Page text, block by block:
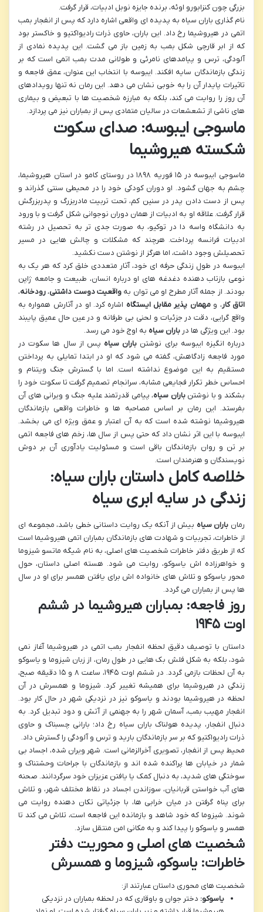
بزرگی چون کنزابورو اوئه، برنده جایزه نوبل ادبیات، قرار گرفت.
نام گذاری باران سیاه به پدیده ای واقعی اشاره دارد که پس از انفجار بمب
اتمی در هیروشیما رخ داد. این باران، حاوی ذرات رادیواکتیو و خاکستر بود
که از ابر قارچی شکل بمب به زمین باز می گشت. این پدیده نمادی از
آلودگی، ترس و پیامدهای نامرئی و طولانی مدت بمب اتمی است که بر
زندگی بازماندگان سایه افکند. ایبوسه با انتخاب این عنوان، عمق فاجعه و
تاثیرات پایدار آن را به خوبی نشان می دهد. این رمان نه تنها رویدادهای
آن روز را روایت می کند، بلکه به مبارزه شخصیت ها با تبعیض و بیماری
های ناشی از تشعشعات در سالیان متمادی پس از بمباران نیز می پردازد.
ماسوجی ایبوسه: صدای سکوت
شکسته هیروشیما
ماسوجی ایبوسه در ۱۵ فوریه ۱۸۹۸ در روستای کامو در استان هیروشیما،
چشم به جهان گشود. او دوران کودکی خود را در محیطی سنتی گذراند و
پس از دست دادن پدر در سنین کم، تحت تربیت مادربزرگ و پدربزرگش
قرار گرفت. علاقه او به ادبیات از همان دوران نوجوانی شکل گرفت و با ورود
به دانشگاه واسه دا در توکیو، به صورت جدی تر به تحصیل در رشته
ادبیات فرانسه پرداخت. هرچند که مشکلات و چالش هایی در مسیر
تحصیلش وجود داشت، اما هرگز از نوشتن دست نکشید.
ایبوسه در طول زندگی حرفه ای خود، آثار متعددی خلق کرد که هر یک به
نوعی بازتاب دهنده دغدغه های او درباره انسان، طبیعت و جامعه ژاپن
بودند. از جمله آثار مطرح او می توان به واقعیت دوست داشتنی،رودخانه،
اتاق کار، ومهمان پذیر مقابل ایستگاه اشاره کرد. او در آثارش همواره به
واقع گرایی، دقت در جزئیات و لحنی بی طرفانه و در عین حال عمیق پایبند
بود. این ویژگی ها در باران سیاه به اوج خود می رسد.
درباره انگیزه ایبوسه برای نوشتن باران سیاه پس از سال ها سکوت در
مورد فاجعه زادگاهش، گفته می شود که او در ابتدا تمایلی به پرداختن
مستقیم به این موضوع نداشته است. اما با گسترش جنگ ویتنام و
احساس خطر تکرار فجایعی مشابه، سرانجام تصمیم گرفت تا سکوت خود را
بشکند و با نوشتنباران سیاه، پیامی قدرتمند علیه جنگ و ویرانی های آن
بفرستد. این رمان بر اساس مصاحبه ها و خاطرات واقعی بازماندگان
هیروشیما نوشته شده است که به آن اعتبار و عمق ویژه ای می بخشد.
ایبوسه با این اثر نشان داد که حتی پس از سال ها، زخم های فاجعه اتمی
بر تن و روان بازماندگان باقی است و مسئولیت یادآوری آن بر دوش
نویسندگان و هنرمندان است.
خلاصه کامل داستان باران سیاه:
زندگی در سایه ابری سیاه
رمان باران سیاه بیش از آنکه یک روایت داستانی خطی باشد، مجموعه ای
از خاطرات، تجربیات و شهادت های بازماندگان بمباران اتمی هیروشیما است
که از طریق دفتر خاطرات شخصیت های اصلی، به نام شیگه ماتسو شیزوما
و خواهرزاده اش یاسوکو، روایت می شود. هسته اصلی داستان، حول
محور یاسوکو و تلاش های خانواده اش برای یافتن همسر برای او در سال
ها پس از بمباران می گردد.
روز فاجعه: بمباران هیروشیما در ششم
اوت ۱۹۴۵
داستان با توصیف دقیق لحظه انفجار بمب اتمی در هیروشیما آغاز نمی
شود، بلکه به شکل فلش بک هایی در طول رمان، از زبان شیزوما و یاسوکو
به آن لحظات بازمی گردد. در ششم اوت ۱۹۴۵، ساعت ۸ و ۱۵ دقیقه صبح،
زندگی در هیروشیما برای همیشه تغییر کرد. شیزوما و همسرش در آن
لحظه در هیروشیما بودند و یاسوکو نیز در نزدیکی شهر در حال کار بود.
انفجار مهیب بمب، آسمان شهر را به جهنمی از آتش و دود تبدیل کرد. به
دنبال انفجار، پدیده هولناک باران سیاه رخ داد؛ بارانی چسبناک و حاوی
ذرات رادیواکتیو که بر سر بازماندگان بارید و ترس و آلودگی را گسترش داد.
محیط پس از انفجار، تصویری آخرالزمانی است. شهر ویران شده، اجساد بی
شمار در خیابان ها پراکنده شده اند و بازماندگان با جراحات وحشتناک و
سوختگی های شدید، به دنبال کمک یا یافتن عزیزان خود سرگردانند. صحنه
های آب خواستن قربانیان، سوزاندن اجساد در نقاط مختلف شهر، و تلاش
برای پناه گرفتن در میان خرابی ها، با جزئیاتی تکان دهنده روایت می
شوند. شیزوما که خود شاهد و بازمانده این فاجعه است، تلاش می کند تا
همسر و یاسوکو را پیدا کند و به مکانی امن منتقل سازد.
شخصیت های اصلی و محوریت دفتر
خاطرات: یاسوکو، شیزوما و همسرش
شخصیت های محوری داستان عبارتند از:
یاسوکو: دختر جوان و باوقاری که در لحظه بمباران در نزدیکی